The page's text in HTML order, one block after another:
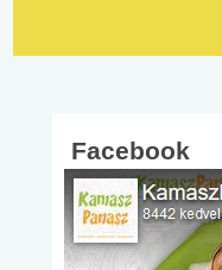
Facebook